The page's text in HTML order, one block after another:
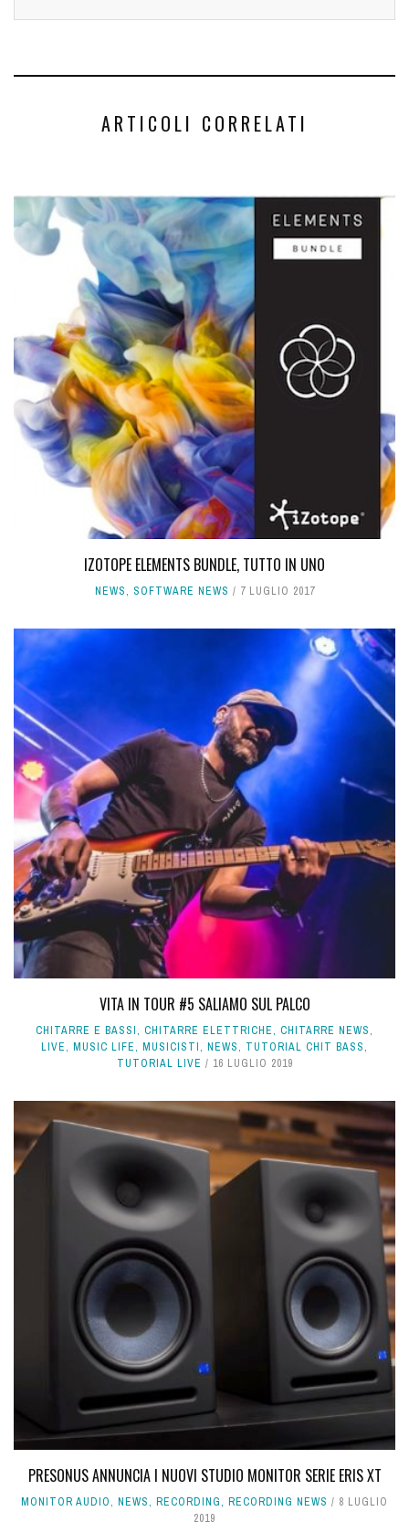
ARTICOLI CORRELATI
IZOTOPE ELEMENTS BUNDLE, TUTTO IN UNO
NEWS, SOFTWARE NEWS 7 LUGLIO 2017
VITA IN TOUR #5 SALIAMO SUL PALCO
CHITARRE E BASSI, CHITARRE ELETTRICHE, CHITARRE NEWS,
LIVE, MUSIC LIFE, MUSICISTI, NEWS, TUTORIAL CHIT BASS,
TUTORIAL LIVE
16 LUGLIO 2019
PRESONUS ANNUNCIA I NUOVI STUDIO MONITOR SERIE ERIS XT
MONITOR AUDIO, NEWS, RECORDING, RECORDING NEWS
8 LUGLIO
2019